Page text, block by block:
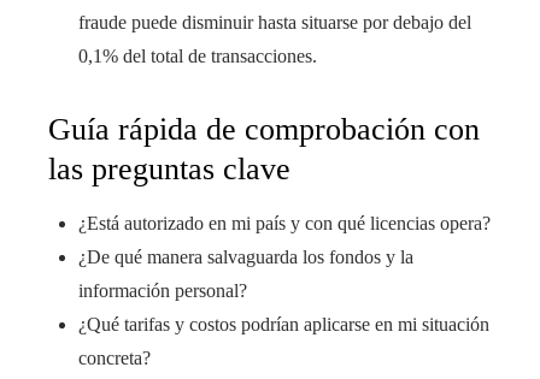
fraude puede disminuir hasta situarse por debajo del
0,1% del total de transacciones.
Guía rápida de comprobación con
las preguntas clave
¿Está autorizado en mi país y con qué licencias opera?
¿De qué manera salvaguarda los fondos y la
información personal?
¿Qué tarifas y costos podrían aplicarse en mi situación
concreta?